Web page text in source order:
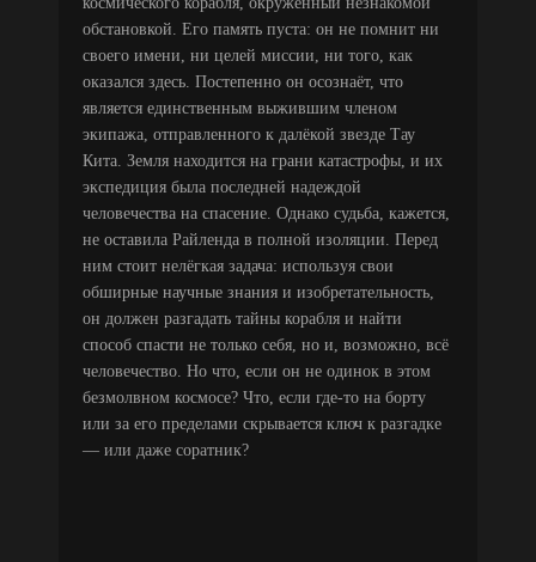
обстановкой. Его память пуста: он не помнит ни
своего имени, ни целей миссии, ни того, как
оказался здесь. Постепенно он осознаёт, что
является единственным выжившим членом
экипажа, отправленного к далёкой звезде Тау
Кита. Земля находится на грани катастрофы, и их
экспедиция была последней надеждой
человечества на спасение. Однако судьба, кажется,
не оставила Райленда в полной изоляции. Перед
ним стоит нелёгкая задача: используя свои
обширные научные знания и изобретательность,
он должен разгадать тайны корабля и найти
способ спасти не только себя, но и, возможно, всё
человечество. Но что, если он не одинок в этом
безмолвном космосе? Что, если где-то на борту
или за его пределами скрывается ключ к разгадке
— или даже соратник?